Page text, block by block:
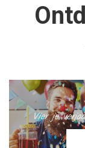
Vier je